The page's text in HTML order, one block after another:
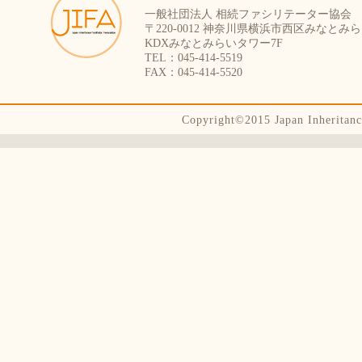
一般社団法人 相続ファシリテーター協会
〒220-0012 神奈川県横浜市西区みなとみ
KDXみなとみらいタワー7F
TEL：045-414-5519
FAX：045-414-5520
Copyright©2015 Japan